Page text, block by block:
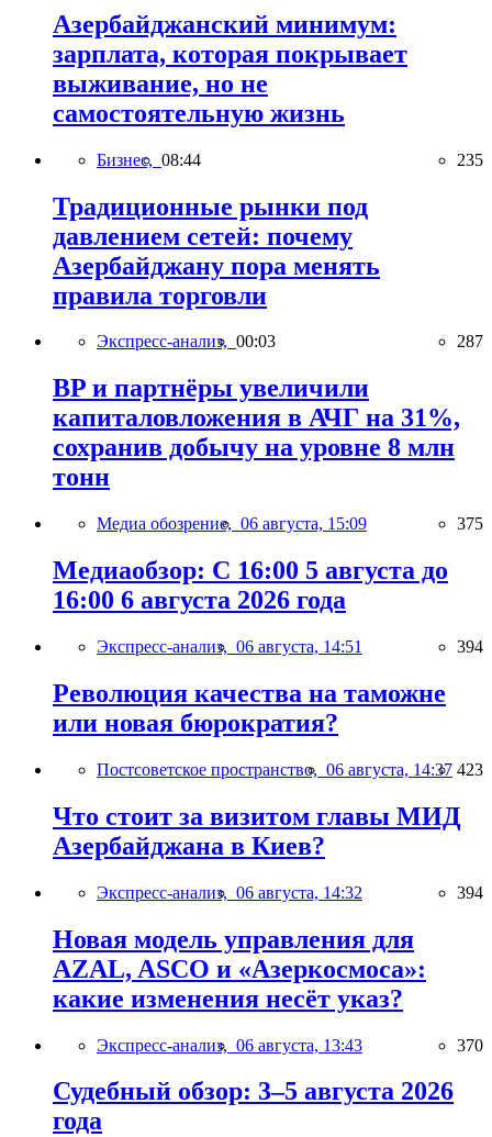
Азербайджанский минимум:
зарплата, которая покрывает
выживание, но не
самостоятельную жизнь
Бизнес, 08:44 235
Традиционные рынки под
давлением сетей: почему
Азербайджану пора менять
правила торговли
Экспресс-анализ, 00:03 287
BP и партнёры увеличили
капиталовложения в АЧГ на 31%,
сохранив добычу на уровне 8 млн
тонн
Медиа обозрение, 06 августа, 15:09 375
Медиаобзор: С 16:00 5 августа до
16:00 6 августа 2026 года
Экспресс-анализ, 06 августа, 14:51 394
Революция качества на таможне
или новая бюрократия?
Постсоветское пространство, 06 августа, 14:37 423
Что стоит за визитом главы МИД
Азербайджана в Киев?
Экспресс-анализ, 06 августа, 14:32 394
Новая модель управления для
AZAL, ASCO и «Азеркосмоса»:
какие изменения несёт указ?
Экспресс-анализ, 06 августа, 13:43 370
Судебный обзор: 3–5 августа 2026
года